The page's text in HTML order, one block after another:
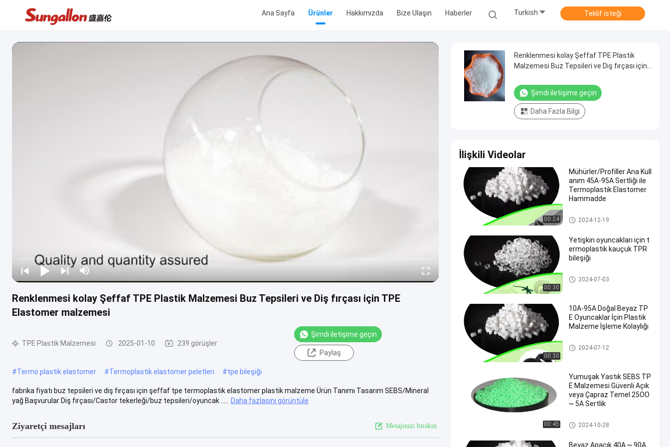
Ana Sayfa Ürünler Hakkımızda Bize Ulaşın Haberler Turkish Teklif isteği
Renklenmesi kolay Şeffaf TPE Plastik Malzemesi Buz Tepsileri ve Diş fırçası için TPE
Elastomer malzemesi
TPE Plastik Malzemesi 2025-01-10 239 görüşler
Şimdi iletişime geçin
Paylaş
#Termo plastik elastomer #Termoplastik elastomer peletleri #tpe bileşiği
fabrika fiyatı buz tepsileri ve diş fırçası için şeffaf tpe termoplastik elastomer plastik malzeme Ürün Tanımı Tasarım SEBS/Mineral
yağ Başvurular Diş fırçası/Castor tekerleği/buz tepsileri/oyuncak .....
Daha fazlasını görüntüle
Ziyaretçi mesajları Mesajınızı bırakın.
Renklenmesi kolay Şeffaf TPE Plastik
Malzemesi Buz Tepsileri ve Diş fırçası için
Şimdi iletişime geçin
Daha Fazla Bilgi
İlişkili Videolar
00:24
Mühürler/Profiller Ana Kull
anım 45A-95A Sertliği ile
Termoplastik Elastomer
Hammadde
TPR hammaddesi
2024-12-19
00:30
Yetişkin oyuncakları için t
ermoplastik kauçuk TPR
bileşiği
Termoplastik Kauçuk TPR
2024-07-03
00:30
10A-95A Doğal Beyaz TP
E Oyuncaklar İçin Plastik
Malzeme İşleme Kolaylığı
TPE Plastik Malzemesi
2024-07-12
00:45
Yumuşak Yastık SEBS TP
E Malzemesi Güvenli Açık
veya Çapraz Temel 25OO
~ 5A Sertlik
TPE granülleri
2024-10-28
Beyaz Apaçık 40A ~ 90A